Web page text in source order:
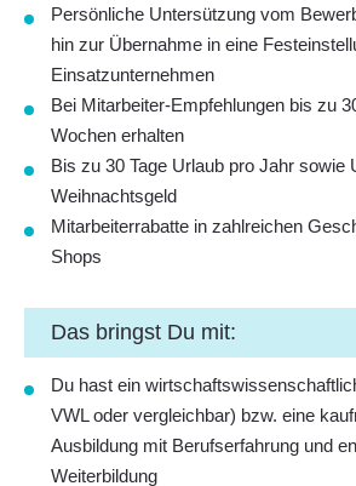
Persönliche Untersützung vom
hin zur Übernahme in eine
Einsatzunternehmen
Bei Mitarbeiter-Empfehlungen bis zu
Wochen erhalten
Bis zu 30 Tage Urlaub pro Jahr sowie
Weihnachtsgeld
Mitarbeiterrabatte in zahlreichen
Shops
Das bringst Du mit:
Du hast ein
VWL oder vergleichbar) bzw. eine
Ausbildung mit Berufserfahrung und
Weiterbildung